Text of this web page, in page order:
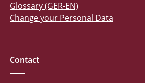
Glossary (GER-EN)
Change your Personal Data
Contact